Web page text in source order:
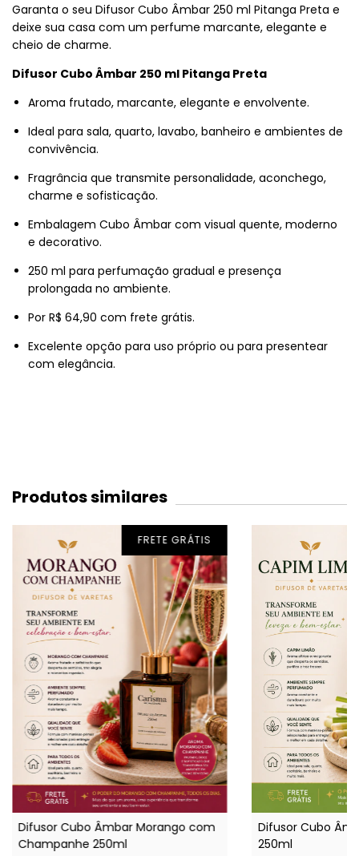
Garanta o seu Difusor Cubo Âmbar 250 ml Pitanga Preta e
deixe sua casa com um perfume marcante, elegante e
cheio de charme.
Difusor Cubo Âmbar 250 ml Pitanga Preta
Aroma frutado, marcante, elegante e envolvente.
Ideal para sala, quarto, lavabo, banheiro e ambientes de
convivência.
Fragrância que transmite personalidade, aconchego,
charme e sofisticação.
Embalagem Cubo Âmbar com visual quente, moderno
e decorativo.
250 ml para perfumação gradual e presença
prolongada no ambiente.
Por R$ 64,90 com frete grátis.
Excelente opção para uso próprio ou para presentear
com elegância.
Produtos similares
FRETE GRÁTIS
Difusor Cubo Âmbar Morango com
Champanhe 250ml
Difusor Cubo
250ml